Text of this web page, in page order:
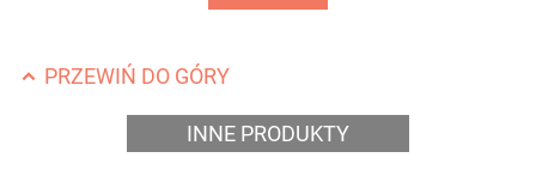
PRZEWIŃ DO GÓRY
INNE PRODUKTY